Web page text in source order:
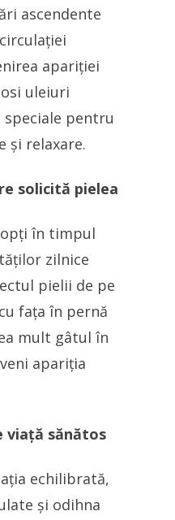
ascendente
apariției
uleiuri
pentru
și relaxare.
solicită pielea
în timpul
zilnice
pielii de pe
fața în pernă
mult gâtul în
apariția
viață sănătos
echilibrată,
și odihna